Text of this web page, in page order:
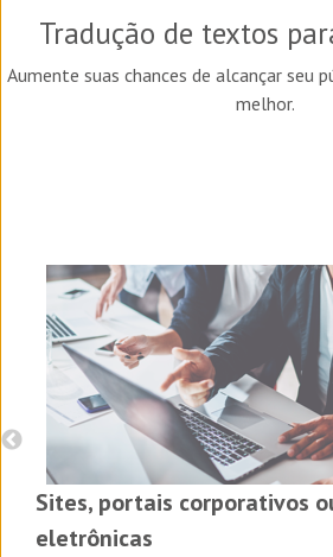
Tradução de textos
Aumente suas chances de alcançar seu
melhor.
Sites, portais corporativos
eletrônicas